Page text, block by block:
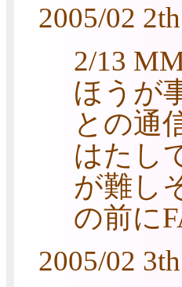
2005/02
2/13
ほうが
との通
はたし
が難し
の前に
2005/02